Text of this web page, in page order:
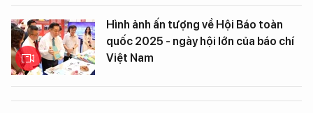
Hình ảnh ấn tượng về Hội Báo toàn
quốc 2025 - ngày hội lớn của báo chí
Việt Nam